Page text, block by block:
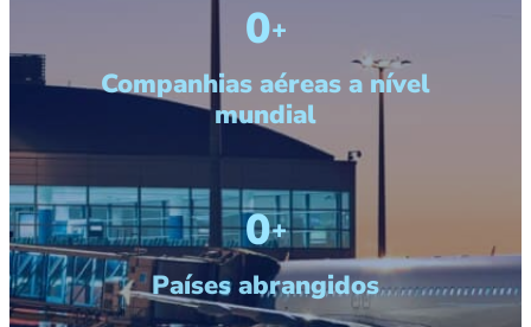
39+
Companhias aéreas a nível
mundial
189+
Países abrangidos